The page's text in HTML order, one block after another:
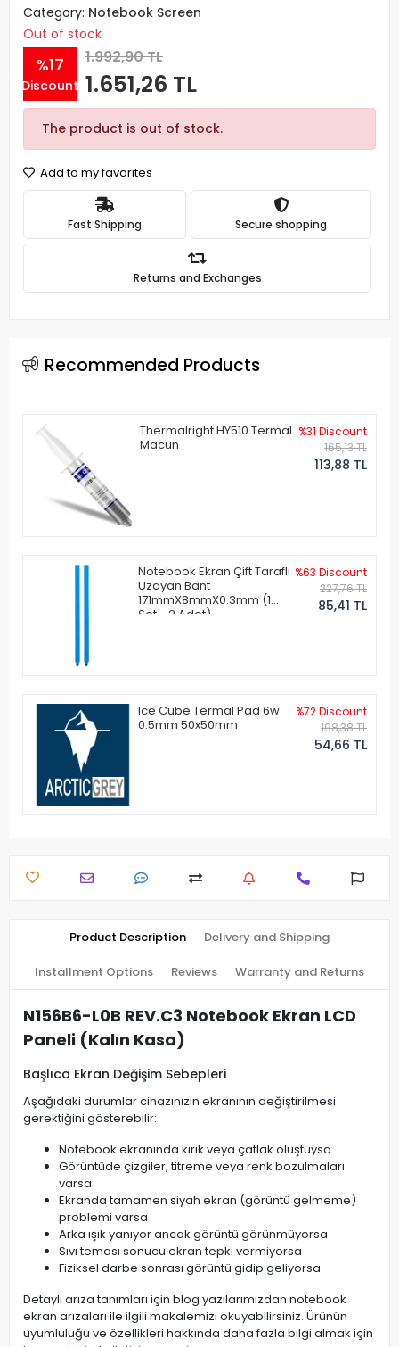
Category: Notebook Screen
Out of stock
%17
Discount
1.992,90 TL
1.651,26 TL
The product is out of stock.
Add to my favorites
Fast Shipping Secure shopping
Returns and Exchanges
Recommended Products
Thermalright HY510 Termal
Macun
%31 Discount
165,13 TL
113,88 TL
Notebook Ekran Çift Taraflı
Uzayan Bant
171mmX8mmX0.3mm (1
Set - 2 Adet)
%63 Discount
227,76 TL
85,41 TL
Ice Cube Termal Pad 6w
0.5mm 50x50mm
%72 Discount
198,38 TL
54,66 TL
Product Description Delivery and Shipping
Installment Options Reviews Warranty and Returns
N156B6-L0B REV.C3 Notebook Ekran LCD
Paneli (Kalın Kasa)
Başlıca Ekran Değişim Sebepleri
Aşağıdaki durumlar cihazınızın ekranının değiştirilmesi
gerektiğini gösterebilir:
Notebook ekranında kırık veya çatlak oluştuysa
Görüntüde çizgiler, titreme veya renk bozulmaları
varsa
Ekranda tamamen siyah ekran (görüntü gelmeme)
problemi varsa
Arka ışık yanıyor ancak görüntü görünmüyorsa
Sıvı teması sonucu ekran tepki vermiyorsa
Fiziksel darbe sonrası görüntü gidip geliyorsa
Detaylı arıza tanımları için blog yazılarımızdan notebook
ekran arızaları ile ilgili makalemizi okuyabilirsiniz. Ürünün
uyumluluğu ve özellikleri hakkında daha fazla bilgi almak için